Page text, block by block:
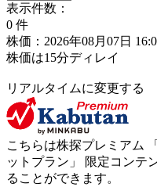
表示件数：
0 件
株価：2026年08月07日
株価は15分ディレイ
リアルタイムに変更する
こちらは株探プレミアム 「
ットプラン 」 限定コンテ
ることができます。